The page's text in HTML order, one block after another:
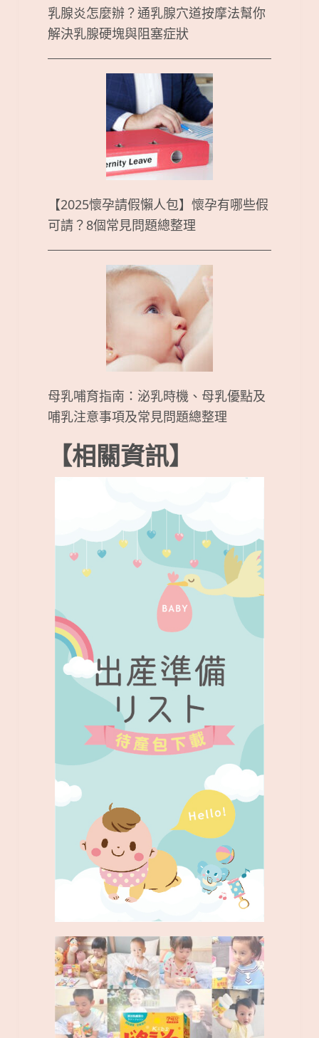
乳腺炎怎麼辦？通乳腺穴道按摩法幫你
解決乳腺硬塊與阻塞症狀
【2025懷孕請假懶人包】懷孕有哪些假
可請？8個常見問題總整理
母乳哺育指南：泌乳時機、母乳優點及
哺乳注意事項及常見問題總整理
【相關資訊】